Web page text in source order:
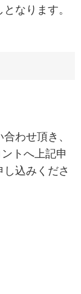
なります。
わせ頂き、
トへ上記申
込みくださ